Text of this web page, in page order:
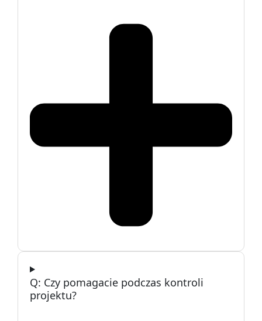
Czy pomagacie podczas kontroli
projektu?